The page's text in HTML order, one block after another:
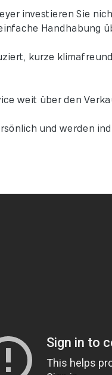
investieren Sie
Handhabung
kurze
weit über den
und werden